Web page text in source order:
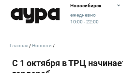
Новосибирск
ежедневно
10:00 - 22:00
Главная Новости